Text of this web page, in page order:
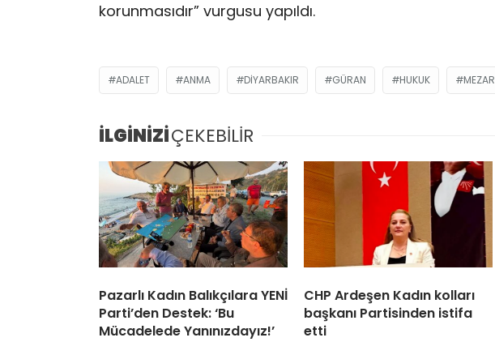
korunmasıdır” vurgusu yapıldı.
ADALET ANMA DIYARBAKIR GÜRAN HUKUK MEZAR
İLGİNİZİÇEKEBİLİR
Pazarlı Kadın Balıkçılara YENİ
Parti’den Destek: ‘Bu
Mücadelede Yanınızdayız!’
CHP Ardeşen Kadın kolları
başkanı Partisinden istifa
etti